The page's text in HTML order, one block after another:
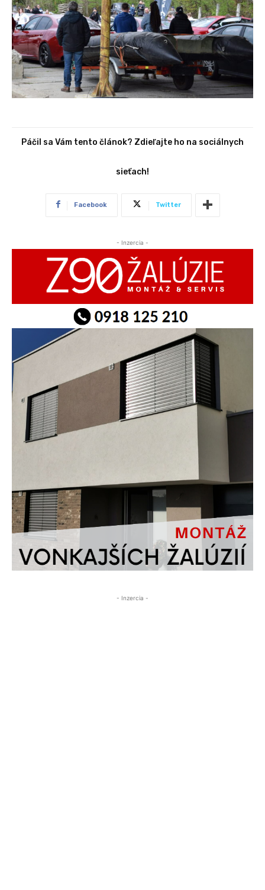
Páčil sa Vám tento článok? Zdieľajte ho na sociálnych
sieťach!
Facebook Twitter
- Inzercia -
- Inzercia -